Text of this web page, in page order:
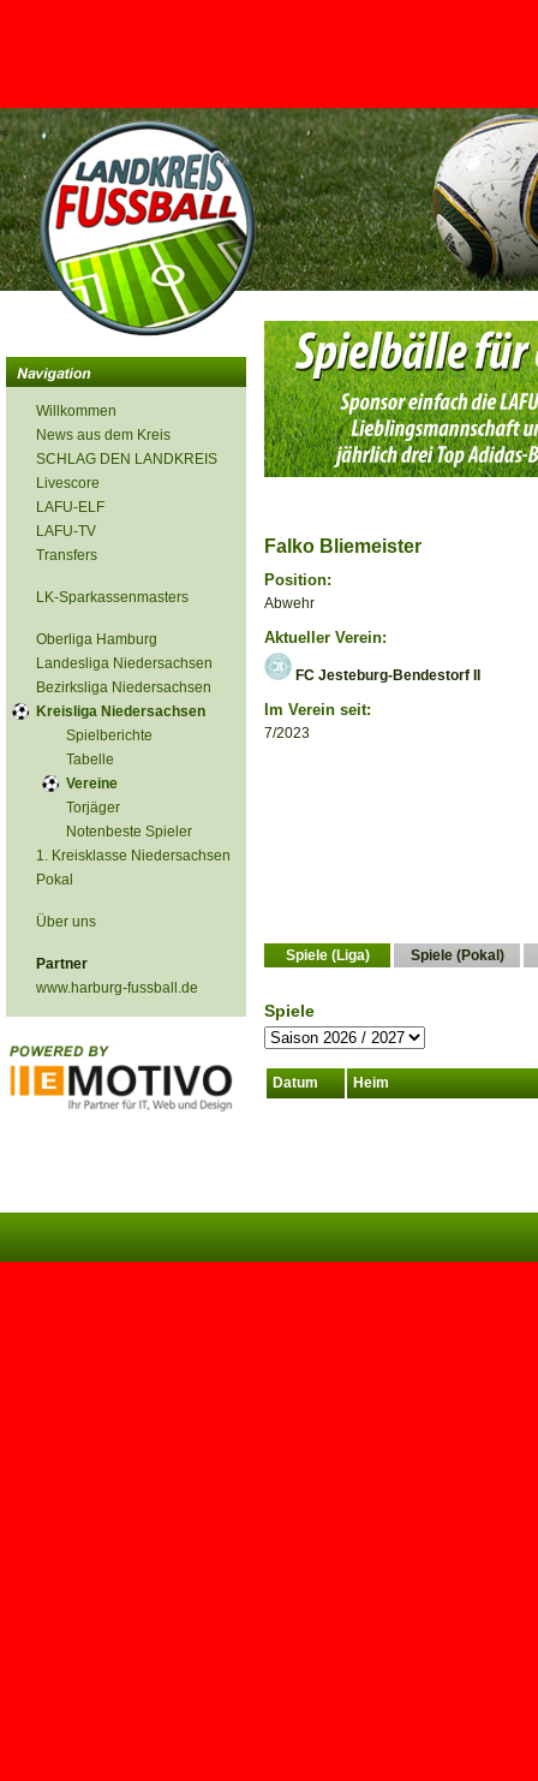
<
Willkommen
News aus dem Kreis
SCHLAG DEN LANDKREIS
Livescore
LAFU-ELF
LAFU-TV
Transfers
LK-Sparkassenmasters
Oberliga Hamburg
Landesliga Niedersachsen
Bezirksliga Niedersachsen
Kreisliga Niedersachsen
Spielberichte
Tabelle
Vereine
Torjäger
Notenbeste Spieler
1. Kreisklasse Niedersachsen
Pokal
Über uns
Partner
www.harburg-fussball.de
Falko Bliemeister
Position:
Abwehr
Aktueller Verein:
FC Jesteburg-Bendestorf II
Im Verein seit:
7/2023
Spiele (Liga) Spiele (Pokal)
Spiele
Datum Heim